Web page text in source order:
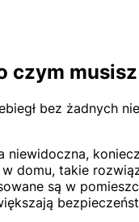
czym
bez żadnych
niewidoczna,
domu, takie
są w